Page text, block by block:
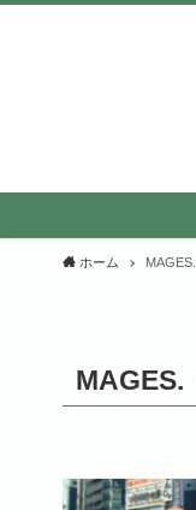
ホーム MAGES.
MAGES.